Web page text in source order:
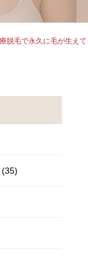
脱毛で永久に毛が生え
(35)